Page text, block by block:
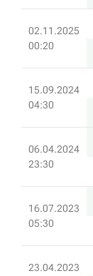
02.11.2025
00:20
15.09.2024
04:30
06.04.2024
23:30
16.07.2023
05:30
23.04.2023